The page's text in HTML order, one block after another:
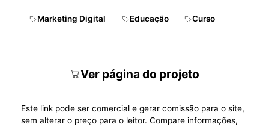
Marketing Digital Educação Curso
Ver página do projeto
Este link pode ser comercial e gerar comissão para o site,
sem alterar o preço para o leitor. Compare informações,